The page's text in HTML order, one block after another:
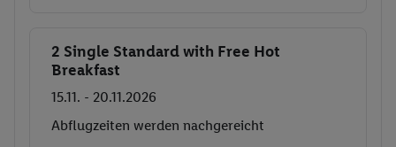
Buchen
2 Single Standard with Free Hot
Breakfast
15.11. - 20.11.2026
Abflugzeiten werden nachgereicht